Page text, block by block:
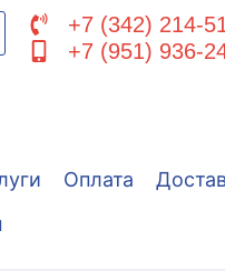
+7 (342) 214-
+7 (951) 936-
Оплата